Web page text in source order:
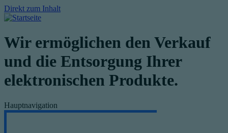
Direkt zum Inhalt
Wir ermöglichen den Verkauf
und die Entsorgung Ihrer
elektronischen Produkte.
Hauptnavigation